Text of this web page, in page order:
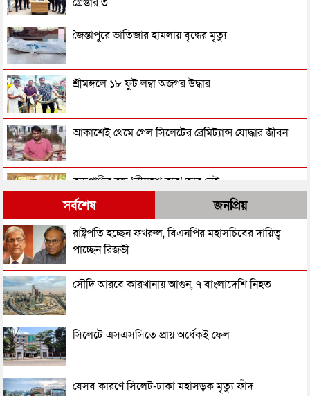
জৈন্তাপুরে ভাতিজার হামলায় বৃদ্ধের মৃত্যু
শ্রীমঙ্গলে ১৮ ফুট লম্বা অজগর উদ্ধার
আকাশেই থেমে গেল সিলেটের রেমিট্যান্স যোদ্ধার জীবন
বন্যপ্রাণীর বন্ধু ‘সীতেশ বাবু’ আর নেই
মৌলভীবাজার রাজনগরে যে পরিবারের করুণ কাহিনী
ঘাস কেটে ফেরার পথে ধলাই নদীতে নিখোঁজ মাসুক
শ্রীমঙ্গলে চা বাগান থেকে অজগর উদ্ধার
মৌলভীবাজারে ব্যবসায়ীর মরদেহ উদ্ধার
সর্বশেষ জনপ্রিয়
রাষ্ট্রপতি হচ্ছেন ফখরুল, বিএনপির মহাসচিবের দায়িত্ব
পাচ্ছেন রিজভী
সৌদি আরবে কারখানায় আগুন, ৭ বাংলাদেশি নিহত
সিলেটে এসএসসিতে প্রায় অর্ধেকই ফেল
যেসব কারণে সিলেট-ঢাকা মহাসড়ক মৃত্যু ফাঁদ